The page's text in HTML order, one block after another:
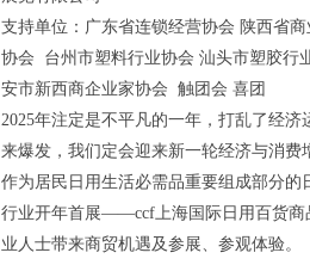
支持单位：广东省连锁经营协会 陕西省
协会 台州市塑料行业协会 汕头市塑胶行
安市新西商企业家协会 触团会 喜团
2025年注定是不平凡的一年，打乱了经
来爆发，我们定会迎来新一轮经济与消费
作为居民日用生活必需品重要组成部分
行业开年首展——ccf上海国际日用百货商
业人士带来商贸机遇及参展、参观体验。